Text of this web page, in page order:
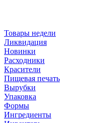
Товары недели
Ликвидация
Новинки
Расходники
Красители
Пищевая печать
Вырубки
Упаковка
Формы
Ингредиенты